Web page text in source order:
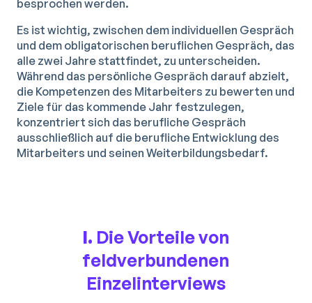
besprochen werden.
Es ist wichtig, zwischen dem individuellen Gespräch
und dem obligatorischen beruflichen Gespräch, das
alle zwei Jahre stattfindet, zu unterscheiden.
Während das persönliche Gespräch darauf abzielt,
die Kompetenzen des Mitarbeiters zu bewerten und
Ziele für das kommende Jahr festzulegen,
konzentriert sich das berufliche Gespräch
ausschließlich auf die berufliche Entwicklung des
Mitarbeiters und seinen Weiterbildungsbedarf.
I. Die Vorteile von
feldverbundenen
Einzelinterviews